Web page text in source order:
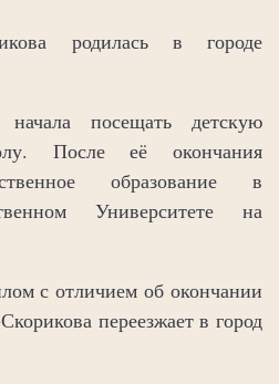
родилась в городе
посещать детскую
После её окончания
образование в
Университете на
с отличием об окончании
переезжает в город